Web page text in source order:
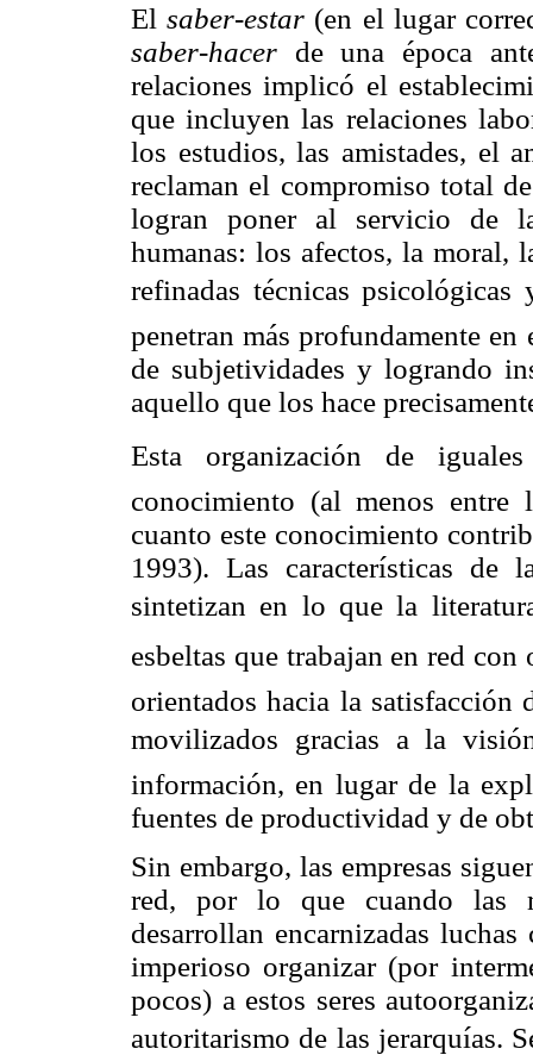
Elsaber-estar (en el lugar
saber-hacer de una época
relaciones implicó el
que incluyen las relaciones
los estudios, las amistades, el
reclaman el compromiso total
logran poner al servicio de
humanas: los afectos, la moral,
refinadas técnicas psicológicas
penetran más profundamente
de subjetividades y logrando
aquello que los hace
Esta organización de
conocimiento (al menos
cuanto este conocimiento
1993). Las características de
sintetizan en lo que la
esbeltas que trabajan en red
orientados hacia la satisfacción
movilizados gracias a la
información, en lugar de la
fuentes de productividad y de
Sin embargo, las empresas
red, por lo que cuando las
desarrollan encarnizadas
imperioso organizar (por
pocos) a estos seres
autoritarismo de las jerarquías.